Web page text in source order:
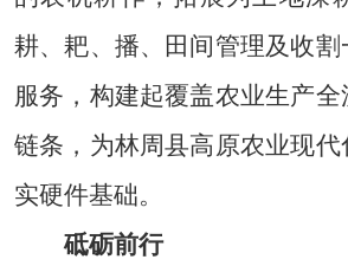
耕、耙、播、田间管理及收
服务，构建起覆盖农业生产
链条，为林周县高原农业现
实硬件基础。
砥砺前行